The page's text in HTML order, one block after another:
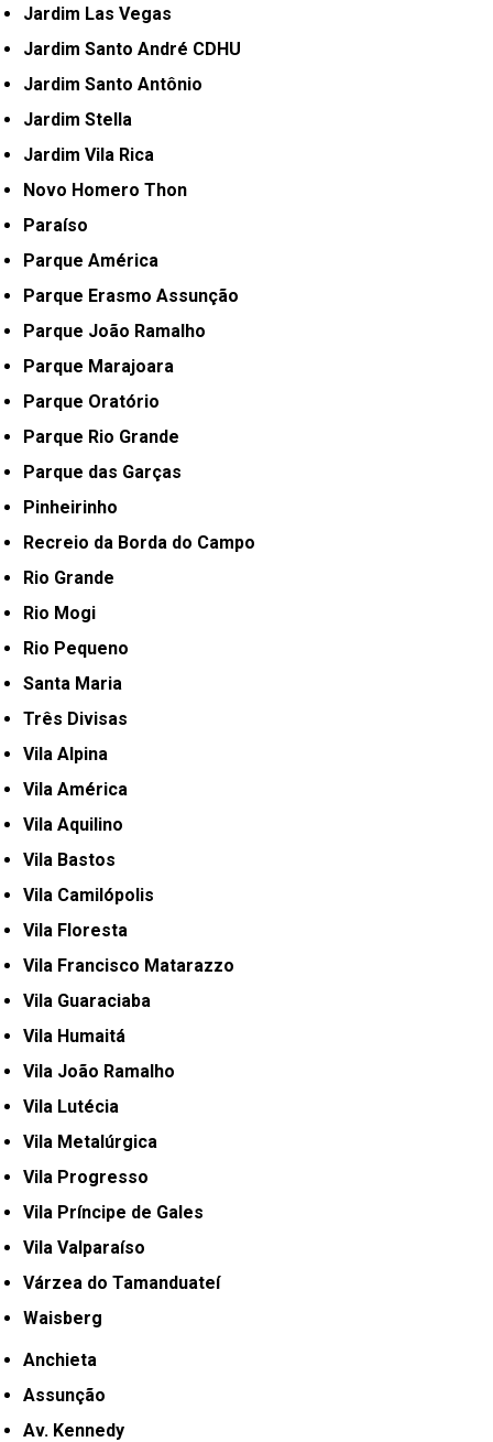
Jardim Las Vegas
Jardim Santo André CDHU
Jardim Santo Antônio
Jardim Stella
Jardim Vila Rica
Novo Homero Thon
Paraíso
Parque América
Parque Erasmo Assunção
Parque João Ramalho
Parque Marajoara
Parque Oratório
Parque Rio Grande
Parque das Garças
Pinheirinho
Recreio da Borda do Campo
Rio Grande
Rio Mogi
Rio Pequeno
Santa Maria
Três Divisas
Vila Alpina
Vila América
Vila Aquilino
Vila Bastos
Vila Camilópolis
Vila Floresta
Vila Francisco Matarazzo
Vila Guaraciaba
Vila Humaitá
Vila João Ramalho
Vila Lutécia
Vila Metalúrgica
Vila Progresso
Vila Príncipe de Gales
Vila Valparaíso
Várzea do Tamanduateí
Waisberg
Anchieta
Assunção
Av. Kennedy